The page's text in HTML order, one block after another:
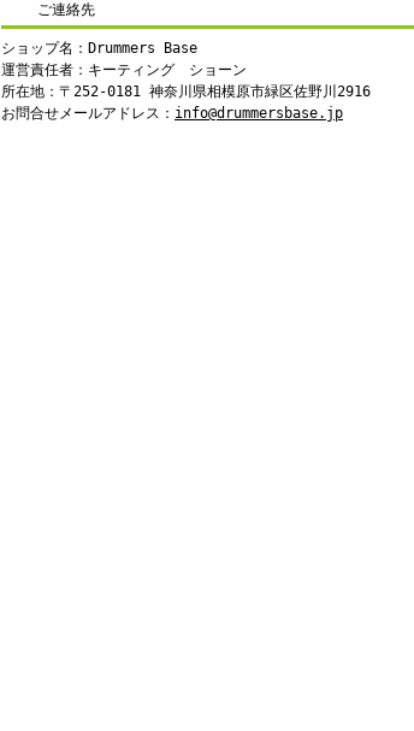
ご連絡先
ショップ名：Drummers Base
運営責任者：キーティング ショーン
所在地：〒252-0181 神奈川県相模原市緑区佐野川2916
お問合せメールアドレス： info@drummersbase.jp